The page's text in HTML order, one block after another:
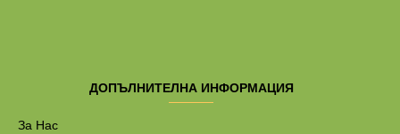
ДОПЪЛНИТЕЛНА ИНФОРМАЦИЯ
За Нас